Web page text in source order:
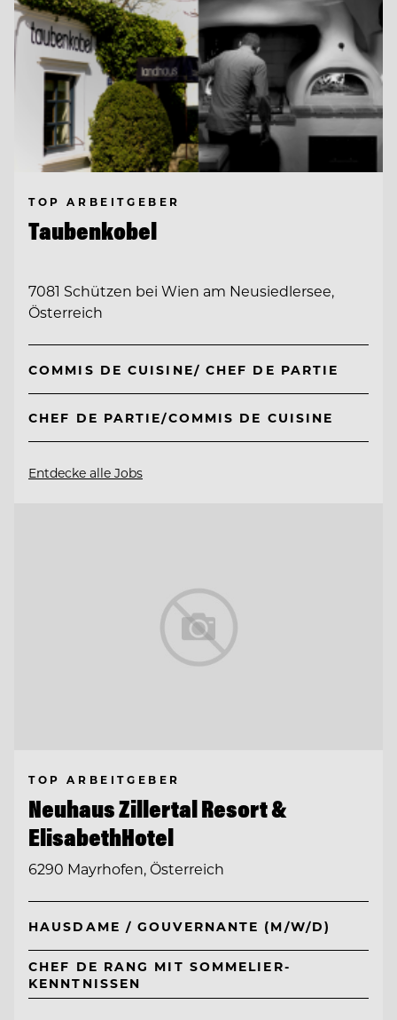
TOP ARBEITGEBER
Taubenkobel
7081 Schützen bei Wien am Neusiedlersee,
Österreich
COMMIS DE CUISINE/ CHEF DE PARTIE
CHEF DE PARTIE/COMMIS DE CUISINE
Entdecke alle Jobs
TOP ARBEITGEBER
Neuhaus Zillertal Resort &
ElisabethHotel
6290 Mayrhofen, Österreich
HAUSDAME / GOUVERNANTE (M/W/D)
CHEF DE RANG MIT SOMMELIER-
KENNTNISSEN